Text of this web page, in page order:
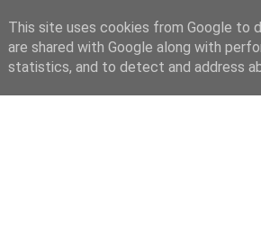
This site uses cookies from Google to
are shared with Google along with
statistics, and to detect and address